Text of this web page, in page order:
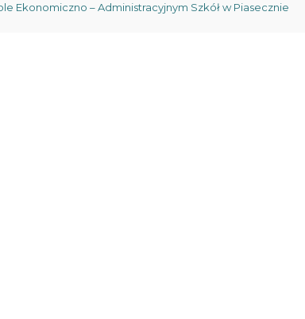
Ekonomiczno – Administracyjnym Szkół w Piasecznie